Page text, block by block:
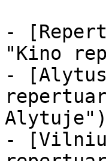
-
"Kino
-
Alytuje")
-